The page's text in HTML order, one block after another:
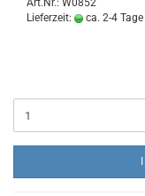
Art.Nr.: W0852
Lieferzeit:
ca. 2-4 Tage